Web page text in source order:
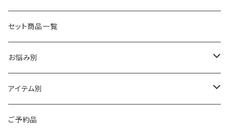
フォーエバーヤング
イラストリアス
ローズドメーラ
ビオフィート
HAAB（ハーブ商品）
HAAB SKIN・その他
HAAB REPRO
ワカサプリ
ゼオスキン
REVISION（リビジョン）
セット商品一覧
お悩み別
乾燥
敏感
アイテム別
クレンジング
ご予約品